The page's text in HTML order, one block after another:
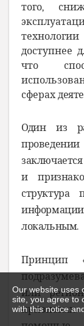
Our website uses
site, you agree to
with this notice
того,
доступнее
что
сферах
Один из
и
структура
информации
локальным.
Принцип
или